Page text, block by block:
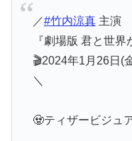
／#竹内涼真主演
『劇場版 君と世界
🎬2024年1月26日(
＼
🧟ティザービジュ